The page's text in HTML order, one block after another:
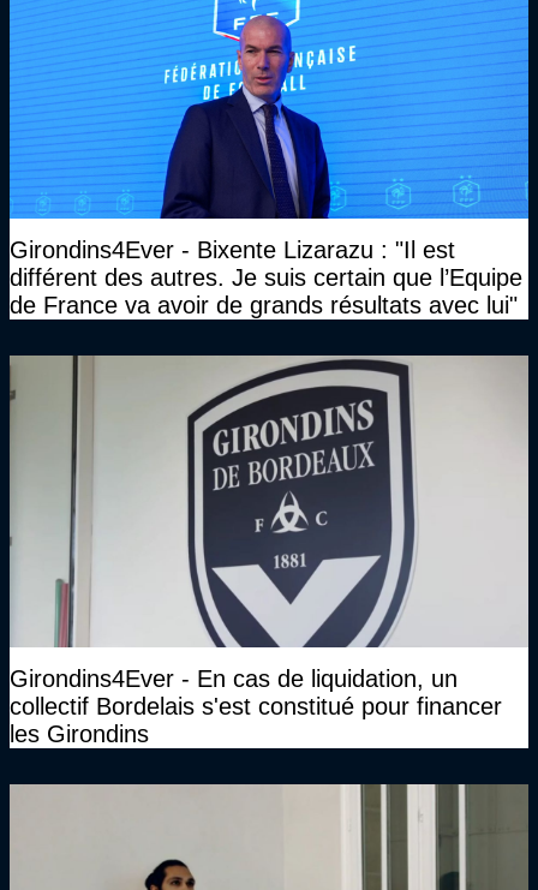
Girondins4Ever - Bixente Lizarazu : "Il est
différent des autres. Je suis certain que l’Equipe
de France va avoir de grands résultats avec lui"
Girondins4Ever - En cas de liquidation, un
collectif Bordelais s'est constitué pour financer
les Girondins